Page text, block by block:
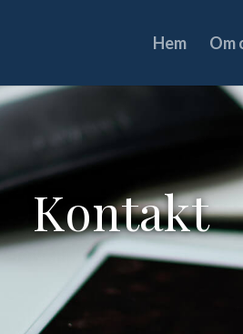
Hem Om
Kontakt